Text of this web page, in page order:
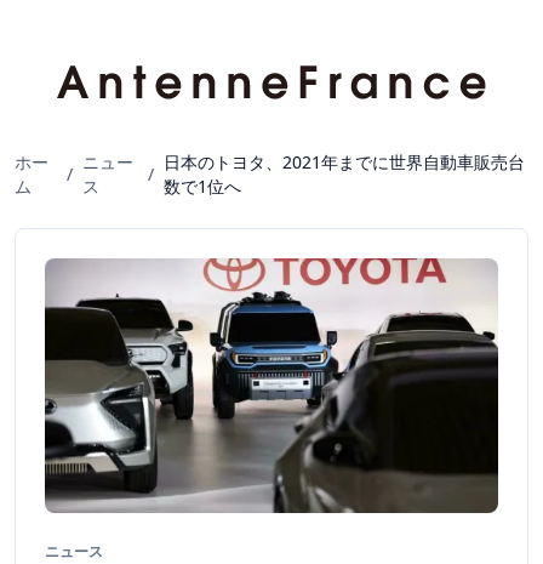
ホー
ム
/
ニュー
ス
/
日本のトヨタ、2021年までに世界自動車販売台
数で1位へ
ニュース